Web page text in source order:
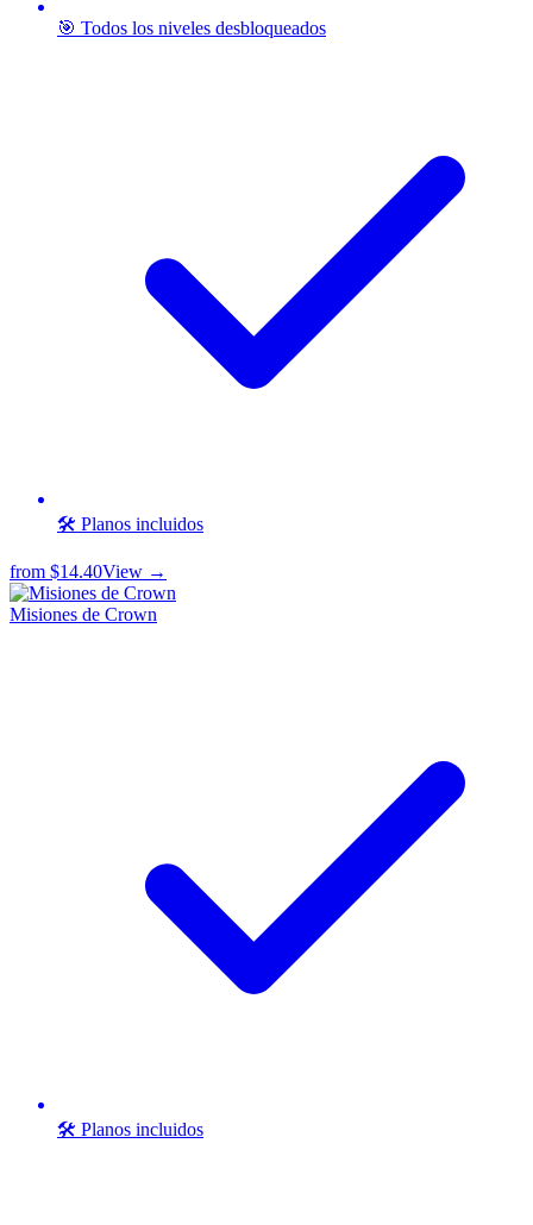
🎯 Todos los niveles desbloqueados
🛠️ Planos incluidos
from $14.40View →
Misiones de Crown
🛠️ Planos incluidos